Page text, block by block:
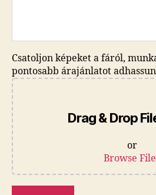
Csatoljon képeket a fáról,
pontosabb árajánlatot
Drag & Drop
or
Browse